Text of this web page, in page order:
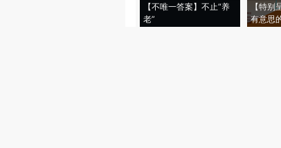
【不唯一答案】不止“养
老”
【特
有意思